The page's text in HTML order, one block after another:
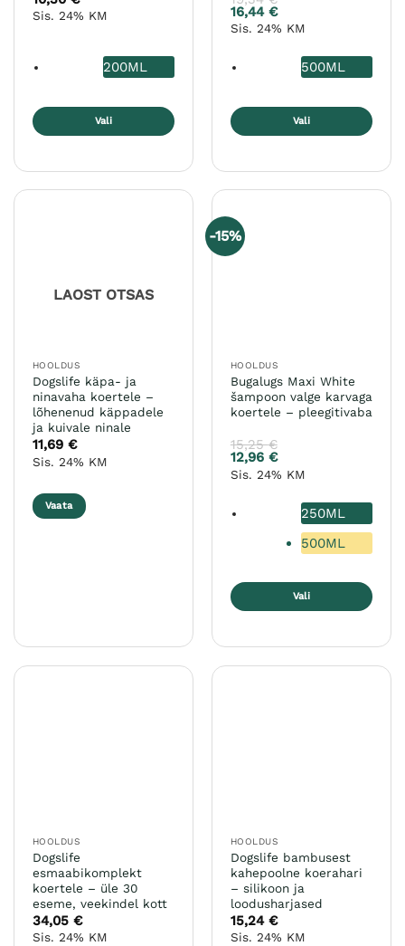
Sis. 24% KM
200ML
Vali
tootelehel.
16,44 €
Sis. 24% KM
500ML
Vali
varianti.
Valikuid
saab
LAOST OTSAS
HOOLDUS
Dogslife käpa- ja
ninavaha koertele –
lõhenenud käppadele
ja kuivale ninale
11,69 €
Sis. 24% KM
Vaata
-15%
HOOLDUS
Bugalugs Maxi White
šampoon valge karvaga
koertele – pleegitivaba
15,25€
12,96 €
Sis. 24% KM
250ML
500ML
Vali
HOOLDUS
Dogslife
esmaabikomplekt
koertele – üle 30
eseme, veekindel kott
34,05 €
Sis. 24% KM
HOOLDUS
Dogslife bambusest
kahepoolne koerahari
– silikoon ja
loodusharjased
15,24 €
Sis. 24% KM